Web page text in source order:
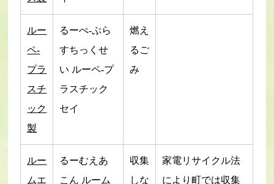
ルー
ペ-
プラ
スチ
ック
製
るーぺ-ぷら
すちっくせ
い ルーペ-プ
ラスチック
セイ
燃え
るご
み
ルー
ムエ
るーむえあ
こん ルーム
収集
しな
家電リサイクル法
により町では収集